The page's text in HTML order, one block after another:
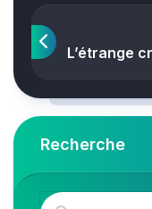
L’étrange
Recherche